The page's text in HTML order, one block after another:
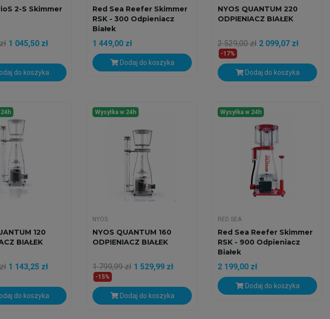
2-S Skimmer
1 045,50 zł
do koszyka
Red Sea Reefer Skimmer
RSK - 300 Odpieniacz
Białek
1 449,00 zł
Dodaj do koszyka
NYOS QUANTUM 220
ODPIENIACZ BIAŁEK
2 529,00 zł 2 099,07 zł
-17%
Dodaj do koszyka
120
BIAŁEK
1 143,25 zł
do koszyka
Wysyłka w 24h
NYOS
NYOS QUANTUM 160
ODPIENIACZ BIAŁEK
1 799,99 zł 1 529,99 zł
-15%
Dodaj do koszyka
Wysyłka w 24h
RED SEA
Red Sea Reefer Skimmer
RSK - 900 Odpieniacz
Białek
2 199,00 zł
Dodaj do koszyka